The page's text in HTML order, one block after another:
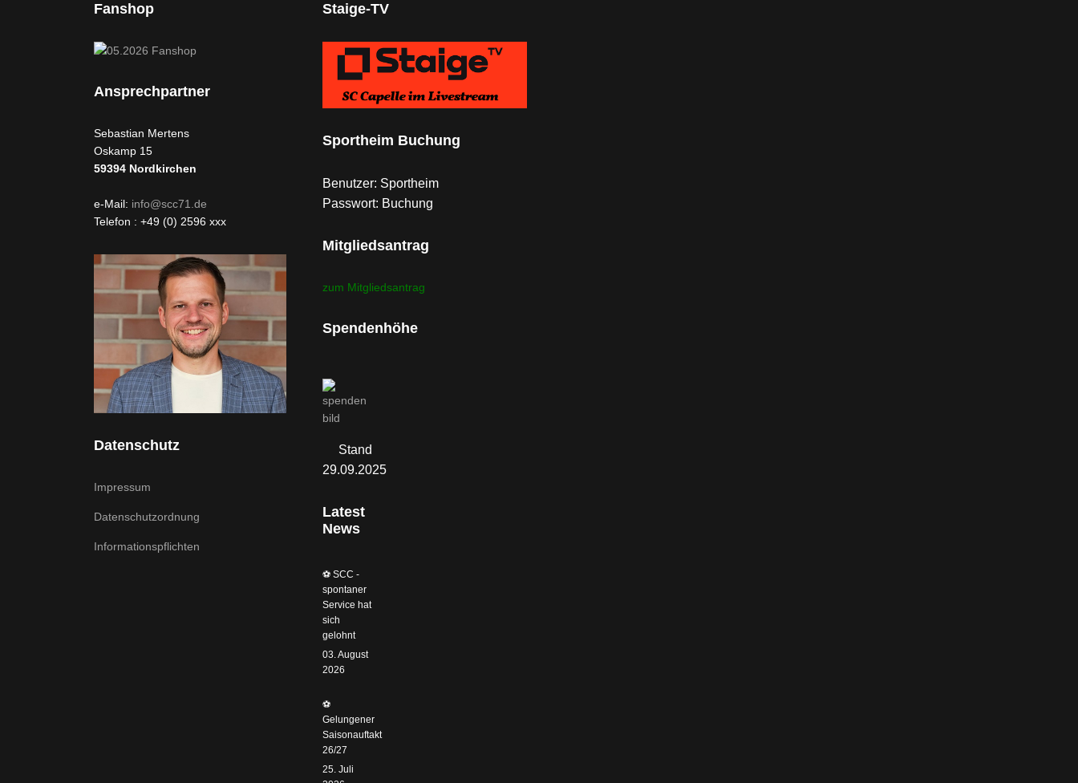
Fanshop
Ansprechpartner
Sebastian Mertens
Oskamp 15
59394 Nordkirchen
e-Mail: info@scc71.de
Telefon : +49 (0) 2596 xxx
Datenschutz
Impressum
Datenschutzordnung
Informationspflichten
Staige-TV
Sportheim Buchung
Benutzer: Sportheim
Passwort: Buchung
Mitgliedsantrag
zum Mitgliedsantrag
Spendenhöhe
Stand
29.09.2025
Latest
News
⚽️ SCC -
spontaner
Service hat
sich
gelohnt
03. August
2026
⚽️
Gelungener
Saisonauftakt
26/27
25. Juli